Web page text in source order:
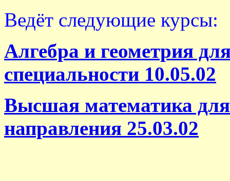
Ведёт следующие курсы:
Алгебра и геометрия
специальности 10.05.02
Высшая математика для
направления 25.03.02